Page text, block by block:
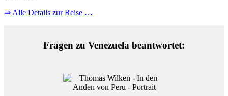
⇒ Alle Details zur Reise …
Fragen zu Venezuela beantwortet: